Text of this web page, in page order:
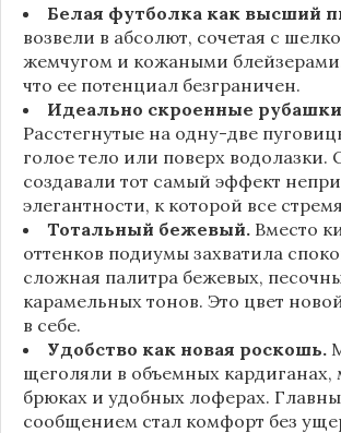
Белая футболка как высший
возвели в абсолют, сочетая с
жемчугом и кожаными
что ее потенциал безграничен.
Идеально скроенные
Расстегнутые на одну-две
голое тело или поверх водолазки.
создавали тот самый эффект
элегантности, к которой все
Тотальный бежевый. Вместо
оттенков подиумы захватила
сложная палитра бежевых,
карамельных тонов. Это цвет
в себе.
Удобство как новая роскошь.
щеголяли в объемных кардиганах,
брюках и удобных лоферах.
сообщением стал комфорт без